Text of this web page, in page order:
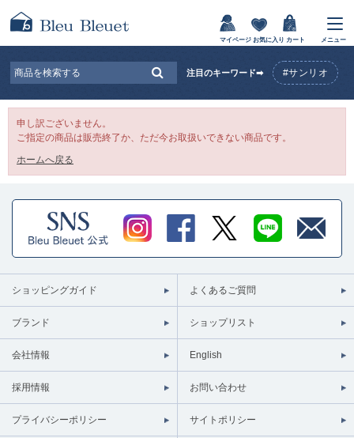
マイページ お気に入り カート メニュー
注目のキーワード➡ #サンリオ
申し訳ございません。
ご指定の商品は販売終了か、ただ今お取扱いできない商品です。
ホームへ戻る
ショッピングガイド よくあるご質問
ブランド ショップリスト
会社情報 English
採用情報 お問い合わせ
プライバシーポリシー サイトポリシー